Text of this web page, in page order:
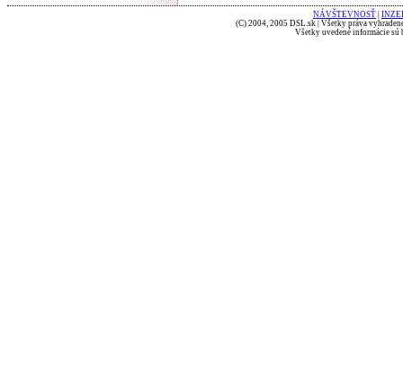
NÁVŠTEVNOSŤ
(C) 2004, 2005 DSL.sk | Všetky práva
Všetky uvedené informácie sú